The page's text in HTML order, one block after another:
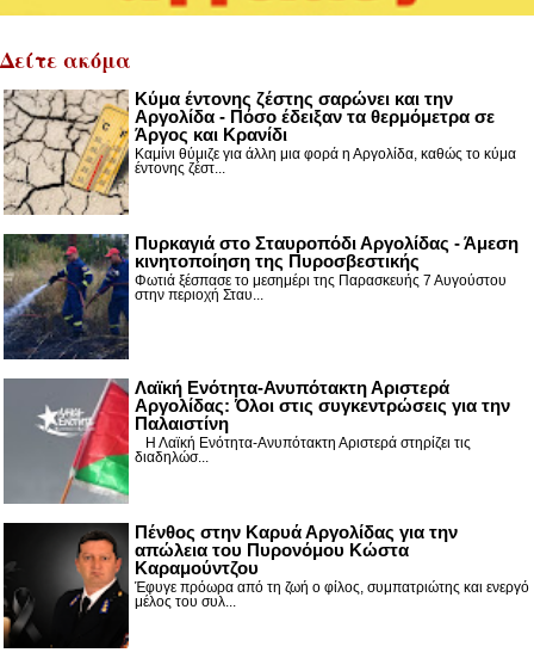
Δείτε ακόμα
Κύμα έντονης ζέστης σαρώνει και την
Αργολίδα - Πόσο έδειξαν τα θερμόμετρα σε
Άργος και Κρανίδι
Καμίνι θύμιζε για άλλη μια φορά η Αργολίδα, καθώς το κύμα
έντονης ζέστ...
Πυρκαγιά στο Σταυροπόδι Αργολίδας - Άμεση
κινητοποίηση της Πυροσβεστικής
Φωτιά ξέσπασε το μεσημέρι της Παρασκευής 7 Αυγούστου
στην περιοχή Σταυ...
Λαϊκή Ενότητα-Ανυπότακτη Αριστερά
Αργολίδας: Όλοι στις συγκεντρώσεις για την
Παλαιστίνη
Η Λαϊκή Ενότητα-Ανυπότακτη Αριστερά στηρίζει τις
διαδηλώσ...
Πένθος στην Καρυά Αργολίδας για την
απώλεια του Πυρονόμου Κώστα
Καραμούντζου
Έφυγε πρόωρα από τη ζωή ο φίλος, συμπατριώτης και ενεργό
μέλος του συλ...